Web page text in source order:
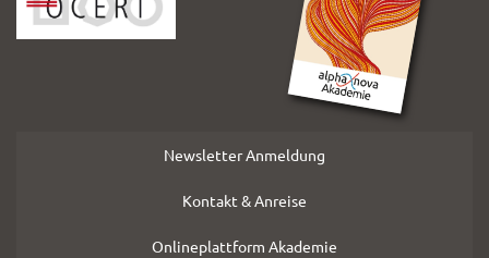
Newsletter Anmeldung
Kontakt & Anreise
Onlineplattform Akademie